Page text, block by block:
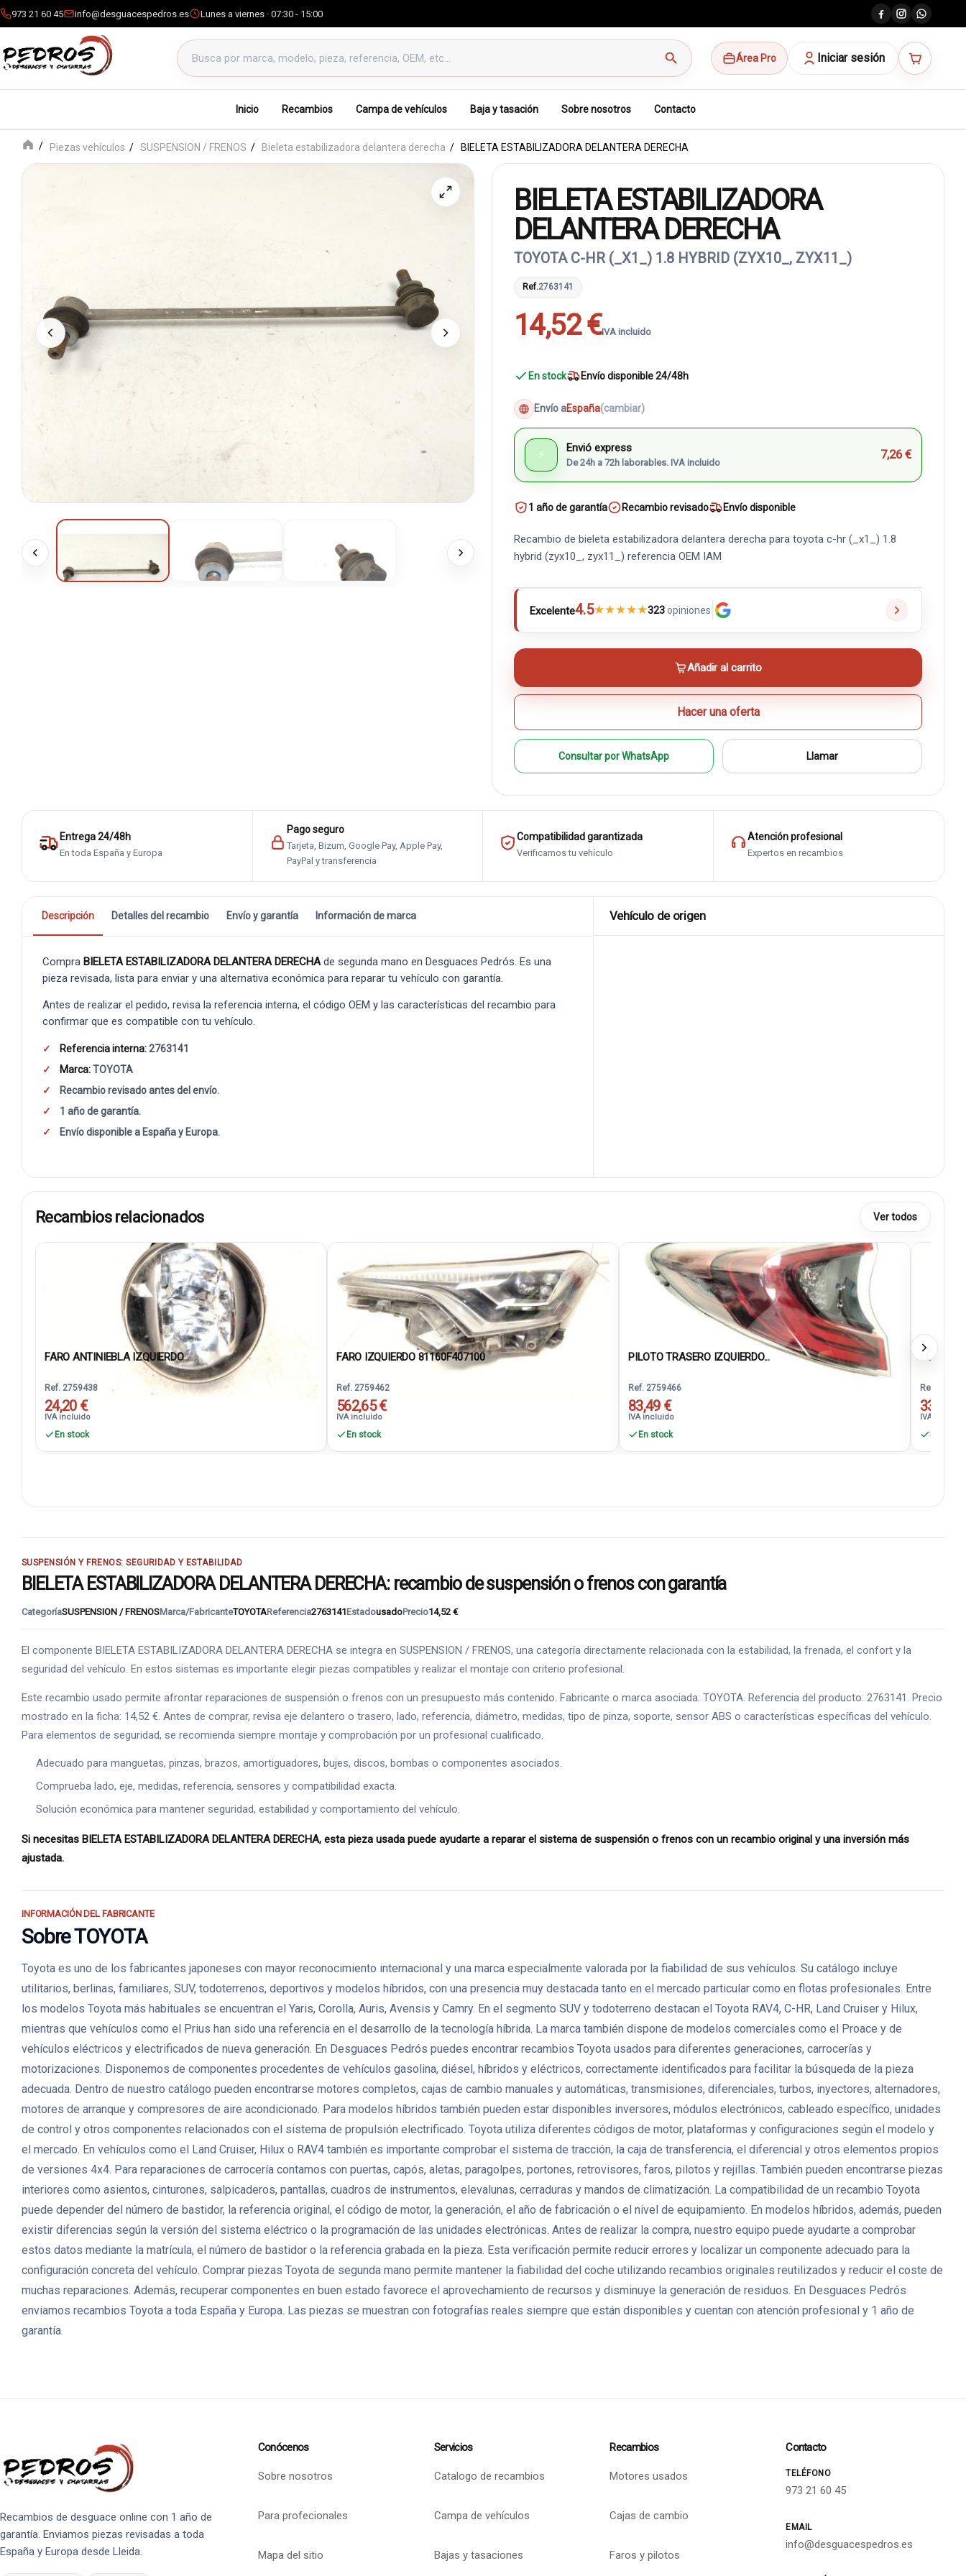
973 21 60 45 info@desguacespedros.es Lunes a viernes · 07:30 - 15:00
Buscar productos
search Área Pro Iniciar sesión
Inicio Recambios Campa de vehículos Baja y tasación Sobre nosotros Contacto
Piezas vehículos SUSPENSION / FRENOS Bieleta estabilizadora delantera derecha BIELETA ESTABILIZADORA DELANTERA DERECHA
BIELETA ESTABILIZADORA
DELANTERA DERECHA
TOYOTA C-HR (_X1_) 1.8 HYBRID (ZYX10_, ZYX11_)
Ref.2763141
14,52 €IVA incluido
En stock Envío disponible 24/48h
Envío aEspaña(cambiar)
⚡ Envió express
De 24h a 72h laborables. IVA incluido
7,26 €
1 año de garantía Recambio revisado Envío disponible
Recambio de bieleta estabilizadora delantera derecha para toyota c-hr (_x1_) 1.8
hybrid (zyx10_, zyx11_) referencia OEM IAM
Excelente4.5★★★★★323opiniones
Añadir al carrito
Hacer una oferta
Consultar por WhatsApp Llamar
Entrega 24/48h
En toda España y Europa
Pago seguro
Tarjeta, Bizum, Google Pay, Apple Pay,
PayPal y transferencia
Compatibilidad garantizada
Verificamos tu vehículo
Atención profesional
Expertos en recambios
Descripción Detalles del recambio Envío y garantía Información de marca
Compra BIELETA ESTABILIZADORA DELANTERA DERECHA de segunda mano en Desguaces Pedrós. Es una
pieza revisada, lista para enviar y una alternativa económica para reparar tu vehículo con garantía.
Antes de realizar el pedido, revisa la referencia interna, el código OEM y las características del recambio para
confirmar que es compatible con tu vehículo.
Referencia interna:2763141
Marca:TOYOTA
Recambio revisado antes del envío.
1 año de garantía.
Envío disponible a España y Europa.
Vehículo de origen
Recambios relacionados Ver todos
FARO ANTINIEBLA IZQUIERDO...
Ref. 2759438
24,20 €
IVA incluido
En stock
FARO IZQUIERDO 81160F407100
Ref. 2759462
562,65 €
IVA incluido
En stock
PILOTO TRASERO IZQUIERDO...
Ref. 2759466
83,49 €
IVA incluido
En stock
LUZ
Ref.
33,88 €
IVA incluido
SUSPENSIÓN Y FRENOS: SEGURIDAD Y ESTABILIDAD
BIELETA ESTABILIZADORA DELANTERA DERECHA: recambio de suspensión o frenos con garantía
CategoríaSUSPENSION / FRENOSMarca/FabricanteTOYOTAReferencia2763141EstadousadoPrecio14,52 €
El componente BIELETA ESTABILIZADORA DELANTERA DERECHA se integra en SUSPENSION / FRENOS, una categoría directamente relacionada con la estabilidad, la frenada, el confort y la
seguridad del vehículo. En estos sistemas es importante elegir piezas compatibles y realizar el montaje con criterio profesional.
Este recambio usado permite afrontar reparaciones de suspensión o frenos con un presupuesto más contenido. Fabricante o marca asociada: TOYOTA. Referencia del producto: 2763141. Precio
mostrado en la ficha: 14,52 €. Antes de comprar, revisa eje delantero o trasero, lado, referencia, diámetro, medidas, tipo de pinza, soporte, sensor ABS o características específicas del vehículo.
Para elementos de seguridad, se recomienda siempre montaje y comprobación por un profesional cualificado.
Adecuado para manguetas, pinzas, brazos, amortiguadores, bujes, discos, bombas o componentes asociados.
Comprueba lado, eje, medidas, referencia, sensores y compatibilidad exacta.
Solución económica para mantener seguridad, estabilidad y comportamiento del vehículo.
Si necesitas BIELETA ESTABILIZADORA DELANTERA DERECHA, esta pieza usada puede ayudarte a reparar el sistema de suspensión o frenos con un recambio original y una inversión más
ajustada.
INFORMACIÓN DEL FABRICANTE
Sobre TOYOTA
Toyota es uno de los fabricantes japoneses con mayor reconocimiento internacional y una marca especialmente valorada por la fiabilidad de sus vehículos. Su catálogo incluye
utilitarios, berlinas, familiares, SUV, todoterrenos, deportivos y modelos híbridos, con una presencia muy destacada tanto en el mercado particular como en flotas profesionales. Entre
los modelos Toyota más habituales se encuentran el Yaris, Corolla, Auris, Avensis y Camry. En el segmento SUV y todoterreno destacan el Toyota RAV4, C-HR, Land Cruiser y Hilux,
mientras que vehículos como el Prius han sido una referencia en el desarrollo de la tecnología híbrida. La marca también dispone de modelos comerciales como el Proace y de
vehículos eléctricos y electrificados de nueva generación. En Desguaces Pedrós puedes encontrar recambios Toyota usados para diferentes generaciones, carrocerías y
motorizaciones. Disponemos de componentes procedentes de vehículos gasolina, diésel, híbridos y eléctricos, correctamente identificados para facilitar la búsqueda de la pieza
adecuada. Dentro de nuestro catálogo pueden encontrarse motores completos, cajas de cambio manuales y automáticas, transmisiones, diferenciales, turbos, inyectores, alternadores,
motores de arranque y compresores de aire acondicionado. Para modelos híbridos también pueden estar disponibles inversores, módulos electrónicos, cableado específico, unidades
de control y otros componentes relacionados con el sistema de propulsión electrificado. Toyota utiliza diferentes códigos de motor, plataformas y configuraciones según el modelo y
el mercado. En vehículos como el Land Cruiser, Hilux o RAV4 también es importante comprobar el sistema de tracción, la caja de transferencia, el diferencial y otros elementos propios
de versiones 4x4. Para reparaciones de carrocería contamos con puertas, capós, aletas, paragolpes, portones, retrovisores, faros, pilotos y rejillas. También pueden encontrarse piezas
interiores como asientos, cinturones, salpicaderos, pantallas, cuadros de instrumentos, elevalunas, cerraduras y mandos de climatización. La compatibilidad de un recambio Toyota
puede depender del número de bastidor, la referencia original, el código de motor, la generación, el año de fabricación o el nivel de equipamiento. En modelos híbridos, además, pueden
existir diferencias según la versión del sistema eléctrico o la programación de las unidades electrónicas. Antes de realizar la compra, nuestro equipo puede ayudarte a comprobar
estos datos mediante la matrícula, el número de bastidor o la referencia grabada en la pieza. Esta verificación permite reducir errores y localizar un componente adecuado para la
configuración concreta del vehículo. Comprar piezas Toyota de segunda mano permite mantener la fiabilidad del coche utilizando recambios originales reutilizados y reducir el coste de
muchas reparaciones. Además, recuperar componentes en buen estado favorece el aprovechamiento de recursos y disminuye la generación de residuos. En Desguaces Pedrós
enviamos recambios Toyota a toda España y Europa. Las piezas se muestran con fotografías reales siempre que están disponibles y cuentan con atención profesional y 1 año de
garantía.
Recambios de desguace online con 1 año de
garantía. Enviamos piezas revisadas a toda
España y Europa desde Lleida.
Conócenos
Sobre nosotros
Para profecionales
Mapa del sitio
Servicios
Catalogo de recambios
Campa de vehículos
Bajas y tasaciones
Recambios
Motores usados
Cajas de cambio
Faros y pilotos
Contacto
TELÉFONO
973 21 60 45
EMAIL
info@desguacespedros.es